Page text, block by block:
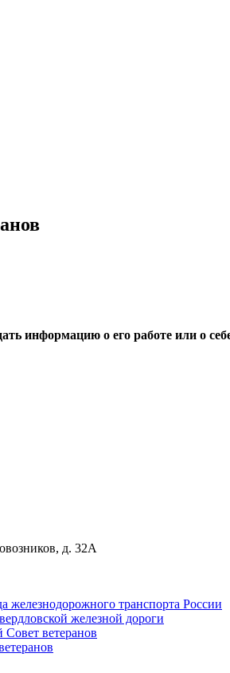
информацию о его работе или о
д. 32А
железнодорожного транспорта России
железной дороги
ветеранов